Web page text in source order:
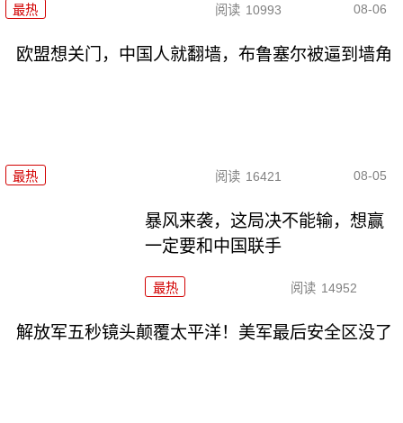
最热 阅读 10993 08-06
欧盟想关门，中国人就翻墙，布鲁塞尔被逼到墙角
最热 阅读 16421 08-05
暴风来袭，这局决不能输，想赢
一定要和中国联手
最热 阅读 14952
解放军五秒镜头颠覆太平洋！美军最后安全区没了